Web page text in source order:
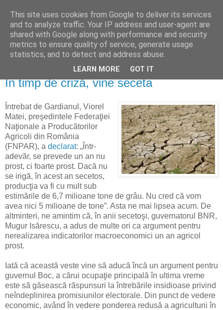
Reflecţii economice
blog de reflecţii, informaţii şi opinii economice
joi, 30 aprilie 2009
În timp de criză, vine seceta
Întrebat de Gardianul, Viorel
Matei, preşedintele Federaţiei
Naţionale a Producătorilor
Agricoli din România
(FNPAR), a declarat: „Într-
adevăr, se prevede un an nu
prost, ci foarte prost. Dacă nu
se irigă, în acest an secetos,
producţia va fi cu mult sub
estimările de 6,7 milioane tone de grâu. Nu cred că vom
avea nici 5 milioane de tone”. Asta ne mai lipsea acum. De
altminteri, ne amintim că, în anii secetoşi, guvernatorul BNR,
Mugur Isărescu, a adus de multe ori ca argument pentru
nerealizarea indicatorilor macroeconomici un an agricol
prost.
Iată că această veste vine să aducă încă un argument pentru
guvernul Boc, a cărui ocupaţie principală în ultima vreme
este să găsească răspunsuri la întrebările insidioase privind
neîndeplinirea promisiunilor electorale. Din punct de vedere
economic, având în vedere ponderea redusă a agriculturii în
This site uses cookies from Google to deliver its services
and to analyze traffic. Your IP address and user-agent are
shared with Google along with performance and security
metrics to ensure quality of service, generate usage
statistics, and to detect and address abuse.
LEARN MORE GOT IT